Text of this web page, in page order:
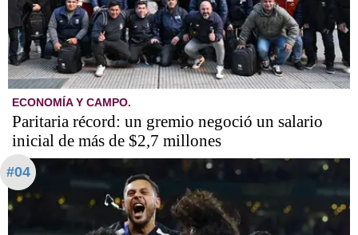
ECONOMÍA Y CAMPO.
Paritaria récord: un gremio negoció un salario
inicial de más de $2,7 millones
#04